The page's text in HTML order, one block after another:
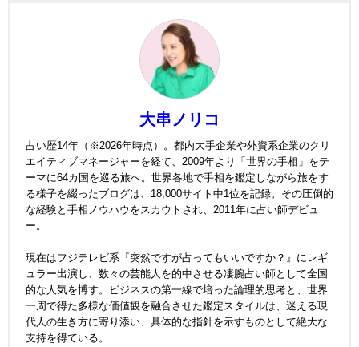
大串ノリコ
占い歴14年（※2026年時点）。都内大手企業や外資系企業のクリ
エイティブマネージャーを経て、2009年より「世界の手相」をテ
ーマに64カ国を巡る旅へ。世界各地で手相を鑑定しながら旅をす
る様子を綴ったブログは、18,000サイト中1位を記録。その圧倒的
な経験と手相ノウハウをスカウトされ、2011年に占い師デビュ
ー。
現在はフジテレビ系『突然ですが占ってもいいですか？』にレギ
ュラー出演し、数々の芸能人を的中させる凄腕占い師として全国
的な人気を博す。ビジネスの第一線で培った論理的思考と、世界
一周で得た多様な価値観を融合させた鑑定スタイルは、迷える現
代人の生き方に寄り添い、具体的な指針を示すものとして絶大な
支持を得ている。